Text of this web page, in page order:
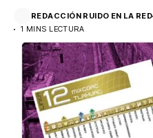
REDACCIÓN RUIDO EN LA RED
1 MINS LECTURA